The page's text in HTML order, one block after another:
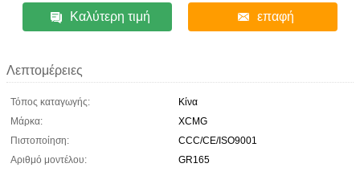
Καλύτερη τιμή επαφή
Λεπτομέρειες
Τόπος καταγωγής:
Κίνα
Μάρκα:
XCMG
Πιστοποίηση:
CCC/CE/ISO9001
Αριθμό μοντέλου:
GR165